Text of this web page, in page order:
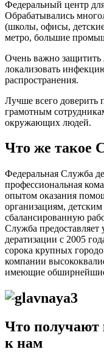
Федеральный центр
Обрабатывались
(школы, офисы,
метро, большие
Очень важно защитить
локализовать
распространения.
Лучше всего
грамотным
окружающих людей.
Что же такое
Федеральная Служба
профессиональная
опытом оказания
организациям,
сбалансированную
Служба предоставляет
дератизации с 2005
сорока крупных
компании
имеющие обширнейшие
Что получают
к нам